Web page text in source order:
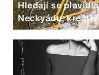
Hledají se
Neckyádu,